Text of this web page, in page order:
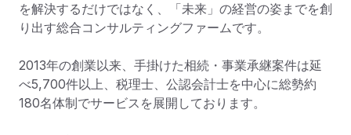
を解決するだけではなく、「未来」の経営の姿までを創
り出す総合コンサルティングファームです。
2013年の創業以来、手掛けた相続・事業承継案件は延
べ5,700件以上、税理士、公認会計士を中心に総勢約
180名体制でサービスを展開しております。